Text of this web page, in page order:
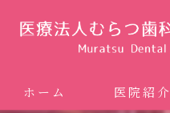
ホーム 医院紹介